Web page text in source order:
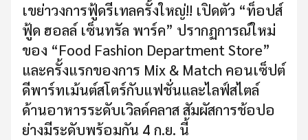
เขย่าวงการฟู้ดรีเทลครั้งใหญ่!! เปิดตัว “ท็อปส์
ฟู้ด ฮอลล์ เซ็นทรัล พาร์ค” ปรากฏการณ์ใหม่
ของ “Food Fashion Department Store”
และครั้งแรกของการ Mix & Match คอนเซ็ปต์
ดีพาร์ทเม้นต์สโตร์กับแฟชั่นและไลฟ์สไตล์
ด้านอาหารระดับเวิลด์คลาส สัมผัสการช้อปอ
ย่างมีระดับพร้อมกัน 4 ก.ย. นี้